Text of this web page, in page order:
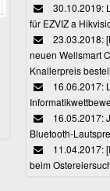
30.10.2019:
für EZVIZ a
23.03.2018:
neuen Wellsmart
Knallerpreis
16.06.2017:
16.05.2017:
Bluetooth-
11.04.2017:
beim